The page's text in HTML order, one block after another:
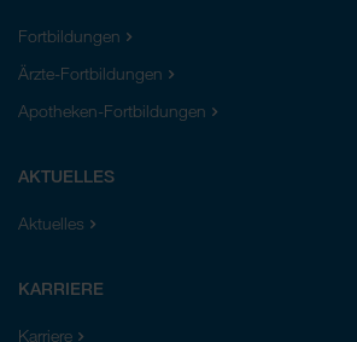
Fortbildungen
Ärzte-Fortbildungen
Apotheken-Fortbildungen
AKTUELLES
Aktuelles
KARRIERE
Karriere